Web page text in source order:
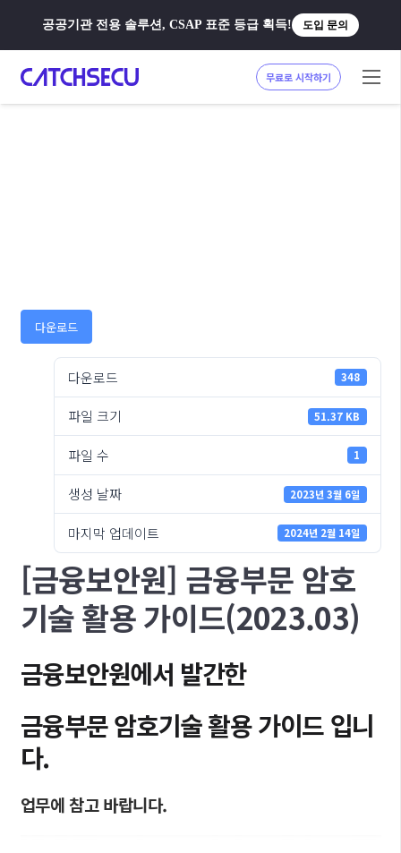
공공기관 전용 솔루션, CSAP 표준 등급 획득! 도입 문의
무료로 시작하기
다운로드
다운로드 348
파일 크기 51.37 KB
파일 수 1
생성 날짜 2023년 3월 6일
마지막 업데이트 2024년 2월 14일
[금융보안원] 금융부문 암호
기술 활용 가이드(2023.03)
금융보안원에서 발간한
금융부문 암호기술 활용 가이드입니
다.
업무에 참고 바랍니다.